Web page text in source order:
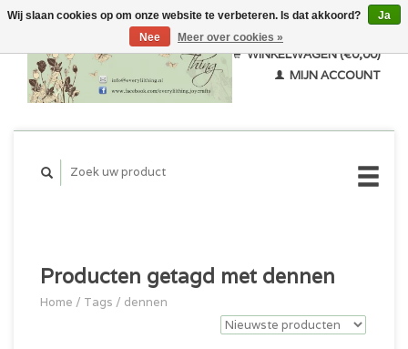
WINKELWAGEN (€0,00)
MIJN ACCOUNT
Producten getagd met dennen
Home / Tags / dennen
Wij slaan cookies op om onze website te verbeteren. Is dat akkoord?
Ja
Nee
Meer over cookies »